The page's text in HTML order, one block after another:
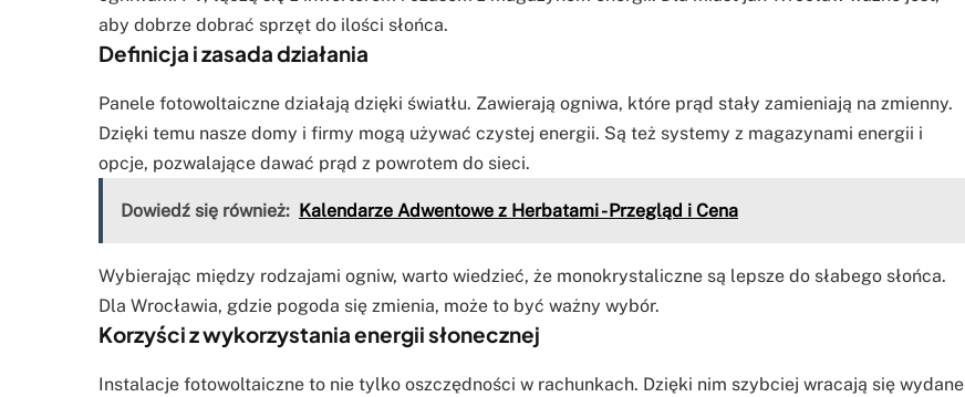
aby dobrze dobrać sprzęt do ilości słońca.
Definicja i zasada działania
Panele fotowoltaiczne działają dzięki światłu. Zawierają ogniwa, które prąd stały zamieniają na zmienny.
Dzięki temu nasze domy i firmy mogą używać czystej energii. Są też systemy z magazynami energii i
opcje, pozwalające dawać prąd z powrotem do sieci.
Dowiedź się również: Kalendarze Adwentowe z Herbatami - Przegląd i Cena
Wybierając między rodzajami ogniw, warto wiedzieć, że monokrystaliczne są lepsze do słabego słońca.
Dla Wrocławia, gdzie pogoda się zmienia, może to być ważny wybór.
Korzyści z wykorzystania energii słonecznej
Instalacje fotowoltaiczne to nie tylko oszczędności w rachunkach. Dzięki nim szybciej wracają się wydane